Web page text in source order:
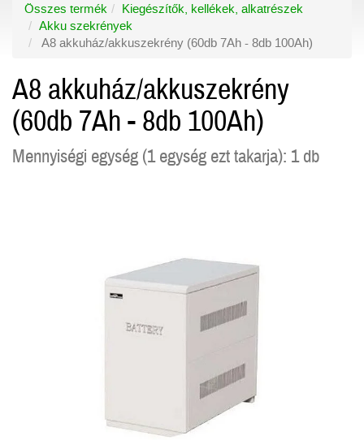
Összes termék
Kiegészítők, kellékek, alkatrészek
Akku szekrények
A8 akkuház/akkuszekrény (60db 7Ah - 8db 100Ah)
A8 akkuház/akkuszekrény
(60db 7Ah - 8db 100Ah)
Mennyiségi egység (1 egység ezt takarja): 1 db